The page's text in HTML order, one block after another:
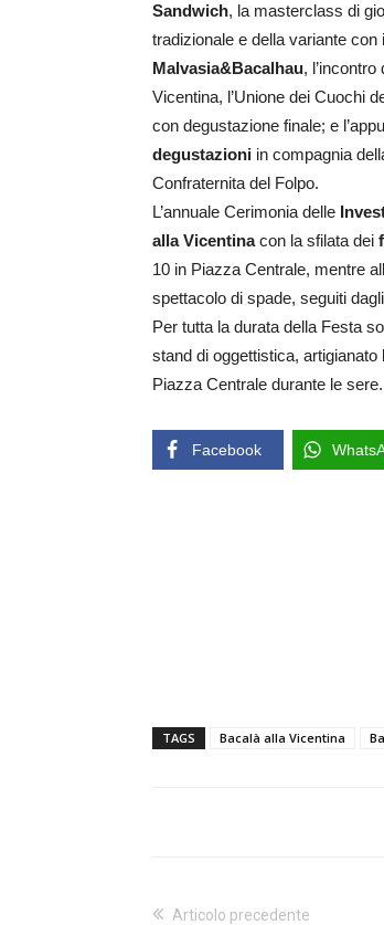
Sandwich, la masterclass di
tradizionale e della variante
Malvasia&Bacalhau,
Vicentina, l’Unione dei Cuochi
con degustazione finale; e
degustazioni in compagnia
Confraternita del Folpo.
L’annuale Cerimonia delle
alla Vicentinacon la sfilata dei
10 in Piazza Centrale, mentre
spettacolo di spade, seguiti
Per tutta la durata della Festa
stand di oggettistica,
Piazza Centrale durante le
Facebook
TAGS Bacalà alla Vicentina
Articolo precedente